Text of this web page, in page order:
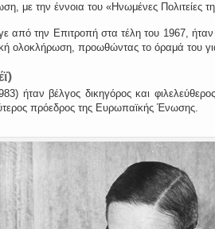
με την έννοια του «Ηνωμένες Πολιτείες
από την Επιτροπή στα τέλη του 1967,
ολοκλήρωση, προωθώντας το όραμά του
ήταν βέλγος δικηγόρος και
πρόεδρος της Ευρωπαϊκής Ένωσης.